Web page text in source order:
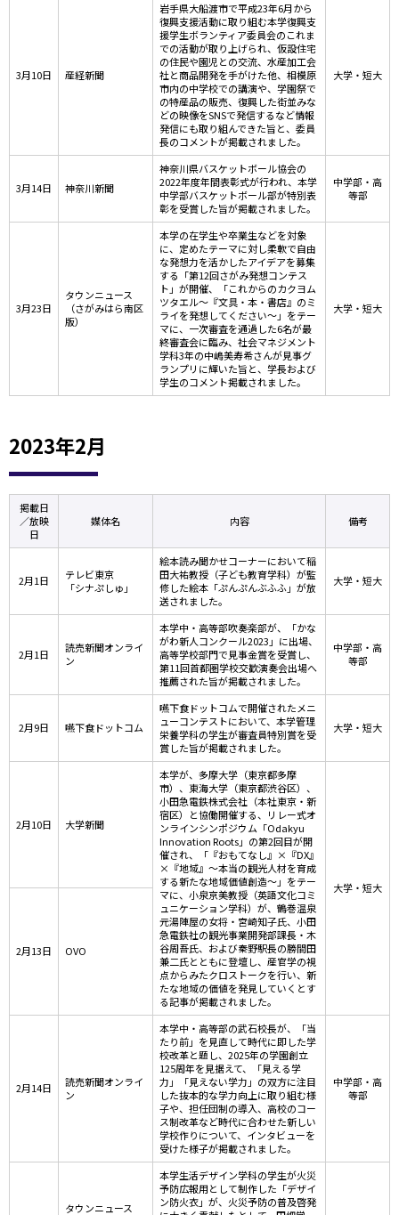
3月10日 産経新聞
岩手県大船渡市で平成23年6月から
復興支援活動に取り組む本学復興支
援学生ボランティア委員会のこれま
での活動が取り上げられ、仮設住宅
の住民や園児との交流、水産加工会
社と商品開発を手がけた他、相模原
市内の中学校での講演や、学園祭で
の特産品の販売、復興した街並みな
どの映像をSNSで発信するなど情報
発信にも取り組んできた旨と、委員
長のコメントが掲載されました。
大学・短大
3月14日 神奈川新聞
神奈川県バスケットボール協会の
2022年度年間表彰式が行われ、本学
中学部バスケットボール部が特別表
彰を受賞した旨が掲載されました。
中学部・高
等部
3月23日
タウンニュース
（さがみはら南区
版）
本学の在学生や卒業生などを対象
に、定めたテーマに対し柔軟で自由
な発想力を活かしたアイデアを募集
する「第12回さがみ発想コンテス
ト」が開催、「これからのカクヨム
ツタエル～『文具・本・書店』のミ
ライを発想してください～」をテー
マに、一次審査を通過した6名が最
終審査会に臨み、社会マネジメント
学科3年の中嶋美寿希さんが見事グ
ランプリに輝いた旨と、学長および
学生のコメント掲載されました。
大学・短大
2023年2月
掲載日
／放映
日
媒体名 内容 備考
2月1日
テレビ東京
「シナぷしゅ」
絵本読み聞かせコーナーにおいて稲
田大祐教授（子ども教育学科）が監
修した絵本「ぷんぷんぶふふ」が放
送されました。
大学・短大
2月1日
読売新聞オンライ
ン
本学中・高等部吹奏楽部が、「かな
がわ新人コンクール2023」に出場、
高等学校部門で見事金賞を受賞し、
第11回首都圏学校交歓演奏会出場へ
推薦された旨が掲載されました。
中学部・高
等部
2月9日 嚥下食ドットコム
嚥下食ドットコムで開催されたメニ
ューコンテストにおいて、本学管理
栄養学科の学生が審査員特別賞を受
賞した旨が掲載されました。
大学・短大
2月10日 大学新聞
本学が、多摩大学（東京都多摩
市）、東海大学（東京都渋谷区）、
小田急電鉄株式会社（本社東京・新
宿区）と協働開催する、リレー式オ
ンラインシンポジウム「Odakyu
Innovation Roots」の第2回目が開
催され、「『おもてなし』×『DX』
×『地域』～本当の観光人材を育成
する新たな地域価値創造～」をテー
マに、小泉京美教授（英語文化コミ
ュニケーション学科）が、鶴巻温泉
元湯陣屋の女将・宮崎知子氏、小田
急電鉄社の観光事業開発部課長・木
谷周吾氏、および秦野駅長の勝間田
兼二氏とともに登壇し、産官学の視
点からみたクロストークを行い、新
たな地域の価値を発見していくとす
る記事が掲載されました。
大学・短大
2月13日 OVO
2月14日
読売新聞オンライ
ン
本学中・高等部の武石校長が、「当
たり前」を見直して時代に即した学
校改革と題し、2025年の学園創立
125周年を見据えて、「見える学
力」「見えない学力」の双方に注目
した抜本的な学力向上に取り組む様
子や、担任団制の導入、高校のコー
ス制改革など時代に合わせた新しい
学校作りについて、インタビューを
受けた様子が掲載されました。
中学部・高
等部
タウンニュース
本学生活デザイン学科の学生が火災
予防広報用として制作した「デザイ
ン防火衣」が、火災予防の普及啓発